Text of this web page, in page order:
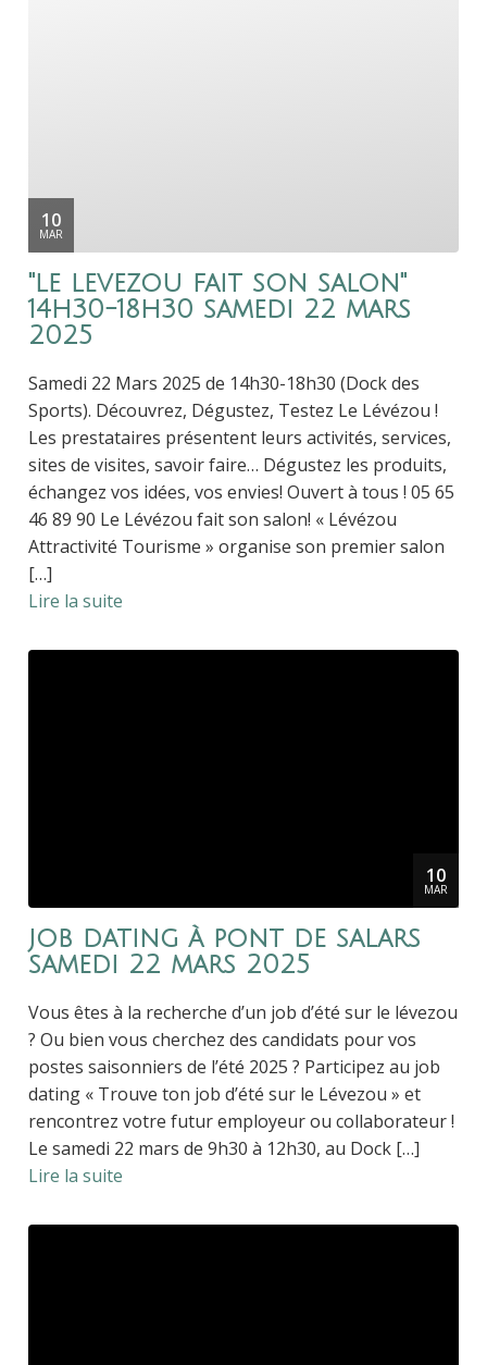
10
MAR
"le levezou fait son salon"
14h30-18h30 samedi 22 mars
2025
Samedi 22 Mars 2025 de 14h30-18h30 (Dock des
Sports). Découvrez, Dégustez, Testez Le Lévézou !
Les prestataires présentent leurs activités, services,
sites de visites, savoir faire… Dégustez les produits,
échangez vos idées, vos envies! Ouvert à tous ! 05 65
46 89 90 Le Lévézou fait son salon! « Lévézou
Attractivité Tourisme » organise son premier salon
[…]
Lire la suite
10
MAR
job dating à pont de salars
samedi 22 mars 2025
Vous êtes à la recherche d’un job d’été sur le lévezou
? Ou bien vous cherchez des candidats pour vos
postes saisonniers de l’été 2025 ? Participez au job
dating « Trouve ton job d’été sur le Lévezou » et
rencontrez votre futur employeur ou collaborateur !
Le samedi 22 mars de 9h30 à 12h30, au Dock […]
Lire la suite